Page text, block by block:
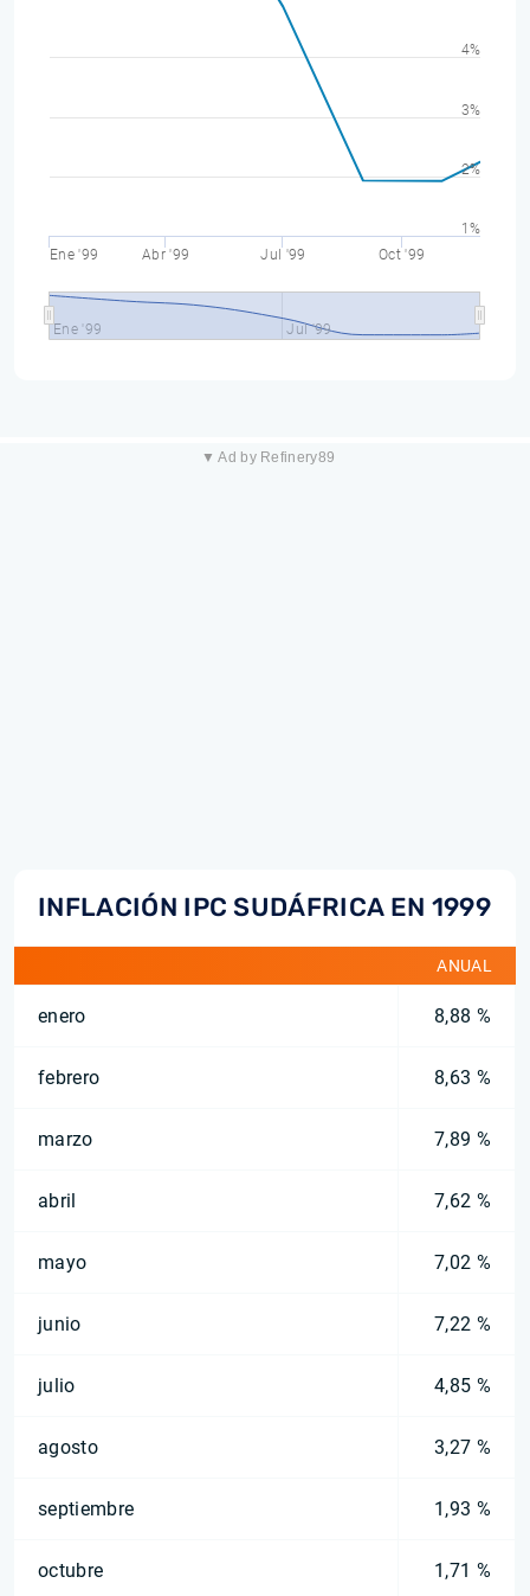
Ene '99 Abr '99 Jul '99 Oct '99
Ene '99 Jul '99
1%
2%
3%
4%
▼ Ad by Refinery89
INFLACIÓN IPC SUDÁFRICA EN 1999
ANUAL
enero 8,88 %
febrero 8,63 %
marzo 7,89 %
abril 7,62 %
mayo 7,02 %
junio 7,22 %
julio 4,85 %
agosto 3,27 %
septiembre 1,93 %
octubre 1,71 %